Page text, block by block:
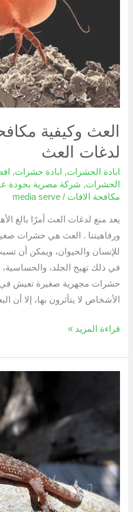
العث وكيفية
لدغات العث
ابادة الحشرات, ابادة حشرات,
الحشرات, شركة مصرية بجودة
مكافحة الافات /
media serve
يعد منع لدغات العث أمرًا بالغ
ورفاهيتنا . العث هي حشرات
للإنسان والحيوان، ويمكن أن
في ذلك تهيج الجلد،
حشرات مجهرية صغيرة تعيش في
الأشخاص لا يتأثرون بها، إلا أن
العث
قراءة المزيد »
على
أبو
طرق
فعالة
للتخلص
منها